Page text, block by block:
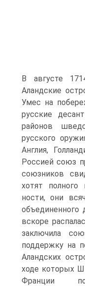
В августе
Аландские
Умес на
русские
районов
русского
Англия,
Россией союз
союзников
хотят
ности, они
вскоре
заключила
поддержку на
Аландских
ходе которых
Франции